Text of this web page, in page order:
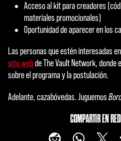
Acceso al kit para creadores
materiales promocionales)
Oportunidad de aparecer en los
Las personas que estén interesadas
sitio webde The Vault Network,
sobre el programa y la postulación.
Adelante, cazabóvedas. Juguemos
COMPARTIR EN